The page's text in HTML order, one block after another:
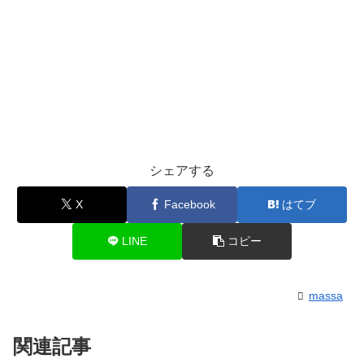
シェアする
X Facebook はてブ
LINE コピー
massa
関連記事